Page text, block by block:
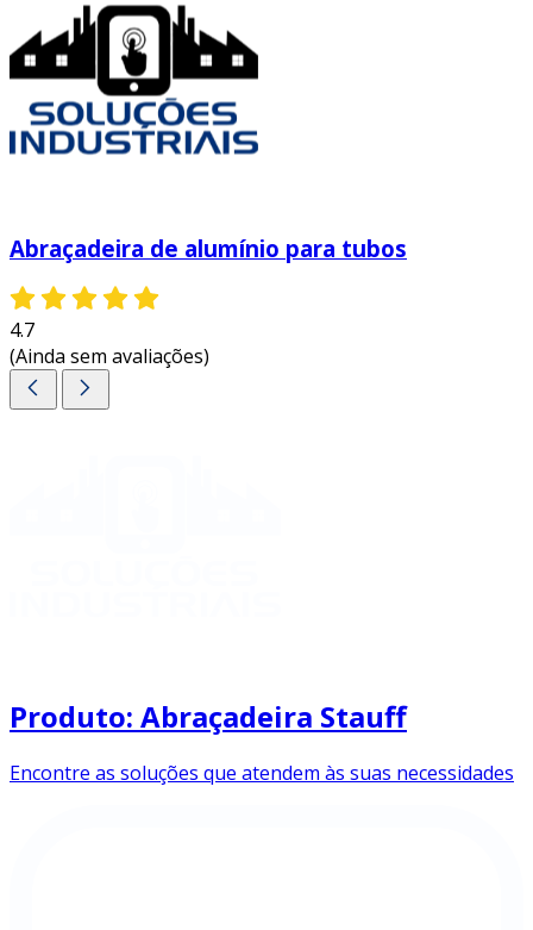
Abraçadeira de alumínio para tubos
4.7
(Ainda sem avaliações)
Produto: Abraçadeira Stauff
Encontre as soluções que atendem às suas necessidades